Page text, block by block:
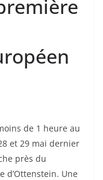
de 1 heure au
et 29 mai dernier
près du
d’Ottenstein. Une